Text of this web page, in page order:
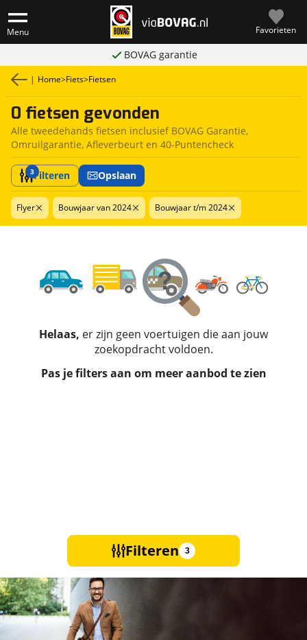
Menu Favorieten
BOVAG garantie
| Home>Fiets>Fietsen
0 fietsen gevonden
Alle tweedehands fietsen inclusief BOVAG Garantie,
Omruilgarantie, Afleverbeurt en 40-Puntencheck
3Filteren Opslaan
Flyer Bouwjaar van 2024 Bouwjaar t/m 2024
Helaas, er zijn geen voertuigen die aan jouw
zoekopdracht voldoen.
Pas je filters aan om meer aanbod te zien
Filteren 3